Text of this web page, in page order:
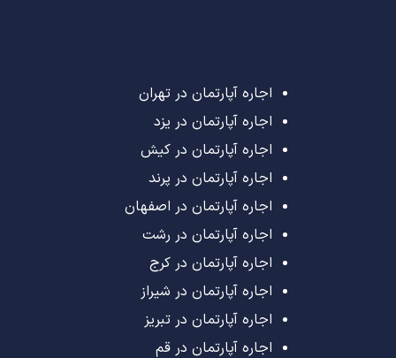
اجاره آپارتمان در تهران
اجاره آپارتمان در یزد
اجاره آپارتمان در کیش
اجاره آپارتمان در پرند
اجاره آپارتمان در اصفهان
اجاره آپارتمان در رشت
اجاره آپارتمان در کرج
اجاره آپارتمان در شیراز
اجاره آپارتمان در تبریز
اجاره آپارتمان در قم